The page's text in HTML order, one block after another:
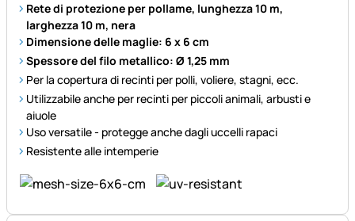
Rete di protezione per pollame, lunghezza 10 m,
larghezza 10 m, nera
Dimensione delle maglie: 6 x 6 cm
Spessore del filo metallico: Ø 1,25 mm
Per la copertura di recinti per polli, voliere, stagni, ecc.
Utilizzabile anche per recinti per piccoli animali, arbusti e
aiuole
Uso versatile - protegge anche dagli uccelli rapaci
Resistente alle intemperie